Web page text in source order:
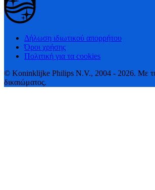
Δήλωση ιδιωτικού απορρήτου
Όροι χρήσης
Πολιτική για τα cookies
© Koninklijke Philips N.V., 2004 - 2026. Με
δικαιώματος.